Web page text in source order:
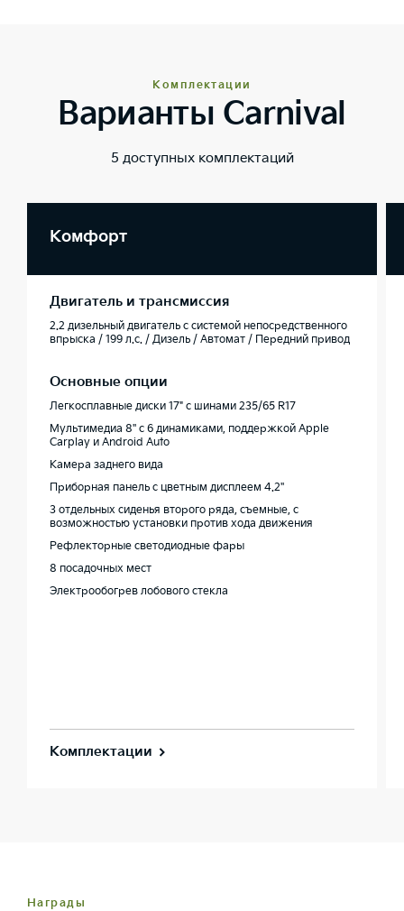
Комплектации
Варианты Carnival
5 доступных комплектаций
Комфорт
Двигатель и трансмиссия
2.2 дизельный двигатель с системой непосредственного
впрыска / 199 л.с. / Дизель / Автомат / Передний привод
Основные опции
Легкосплавные диски 17" с шинами 235/65 R17
Мультимедиа 8'' с 6 динамиками, поддержкой Apple
Carplay и Android Auto
Камера заднего вида
Приборная панель c цветным дисплеем 4.2''
3 отдельных сиденья второго ряда, съемные, с
возможностью установки против хода движения
Рефлекторные светодиодные фары
8 посадочных мест
Электрообогрев лобового стекла
Комплектации
Награды